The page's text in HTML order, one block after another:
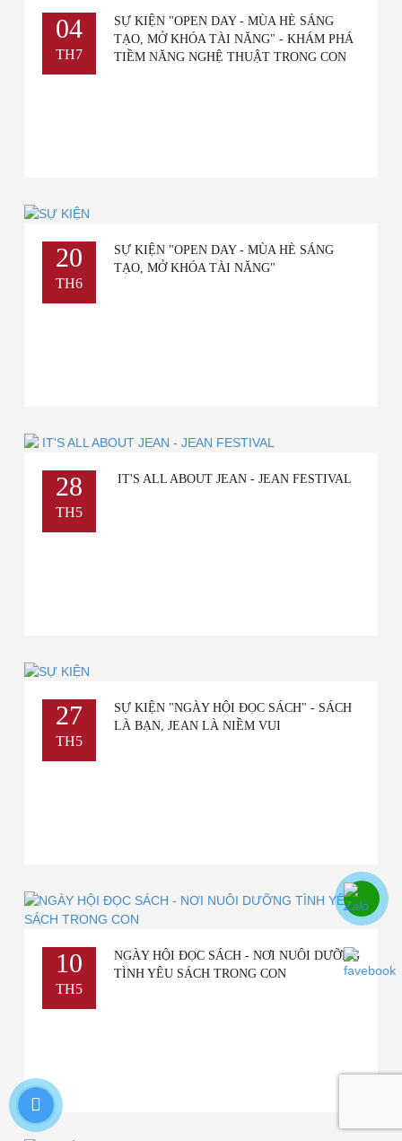
04
TH7
SỰ KIỆN "OPEN DAY - MÙA HÈ SÁNG
TẠO, MỞ KHÓA TÀI NĂNG" - KHÁM PHÁ
TIỀM NĂNG NGHỆ THUẬT TRONG CON
20
TH6
SỰ KIỆN "OPEN DAY - MÙA HÈ SÁNG
TẠO, MỞ KHÓA TÀI NĂNG"
28
TH5
IT'S ALL ABOUT JEAN - JEAN FESTIVAL
27
TH5
SỰ KIỆN "NGÀY HỘI ĐỌC SÁCH" - SÁCH
LÀ BẠN, JEAN LÀ NIỀM VUI
10
TH5
NGÀY HỘI ĐỌC SÁCH - NƠI NUÔI DƯỠNG
TÌNH YÊU SÁCH TRONG CON